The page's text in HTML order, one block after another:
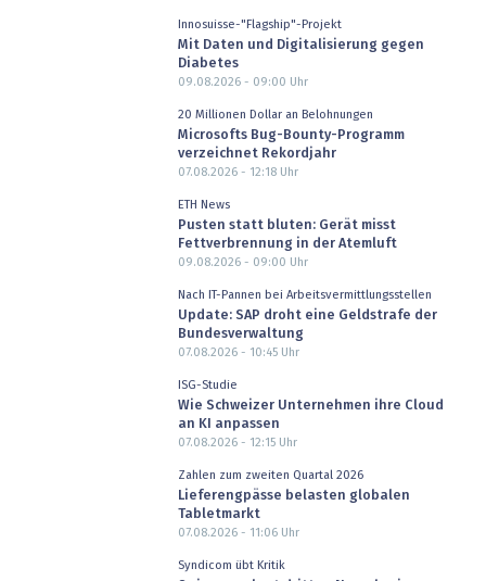
Innosuisse-"Flagship"-Projekt
Mit Daten und Digitalisierung gegen
Diabetes
09.08.2026 - 09:00 Uhr
20 Millionen Dollar an Belohnungen
Microsofts Bug-Bounty-Programm
verzeichnet Rekordjahr
07.08.2026 - 12:18Uhr
ETH News
Pusten statt bluten: Gerät misst
Fettverbrennung in der Atemluft
09.08.2026 - 09:00 Uhr
Nach IT-Pannen bei Arbeitsvermittlungsstellen
Update: SAP droht eine Geldstrafe der
Bundesverwaltung
07.08.2026 - 10:45Uhr
ISG-Studie
Wie Schweizer Unternehmen ihre Cloud
an KI anpassen
07.08.2026 - 12:15Uhr
Zahlen zum zweiten Quartal 2026
Lieferengpässe belasten globalen
Tabletmarkt
07.08.2026 - 11:06Uhr
Syndicom übt Kritik